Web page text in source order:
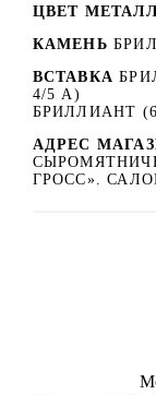
ЦВЕТ
КАМЕНЬ
ВСТАВКА
4/5 А)
БРИЛЛИАНТ
АДРЕС
ГРОСС».